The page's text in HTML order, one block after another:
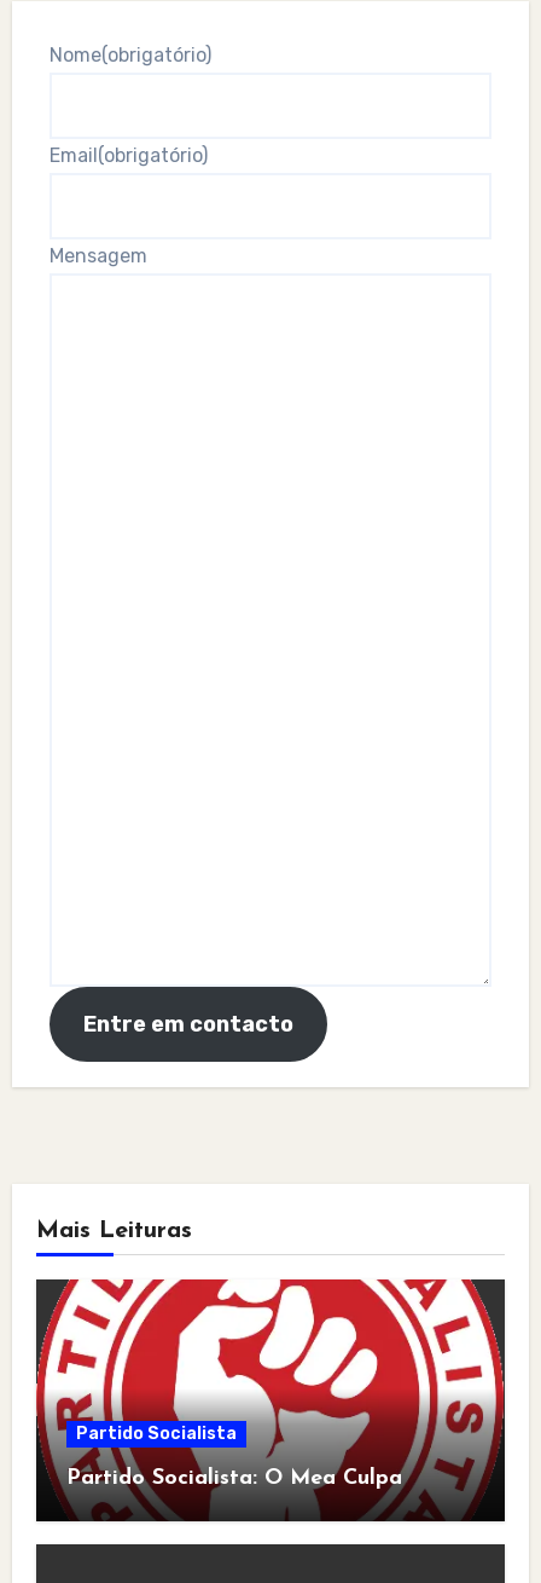
Nome(obrigatório)
Email (obrigatório)
Mensagem
Entre em contacto
Mais Leituras
Partido Socialista
Partido Socialista: O Mea Culpa